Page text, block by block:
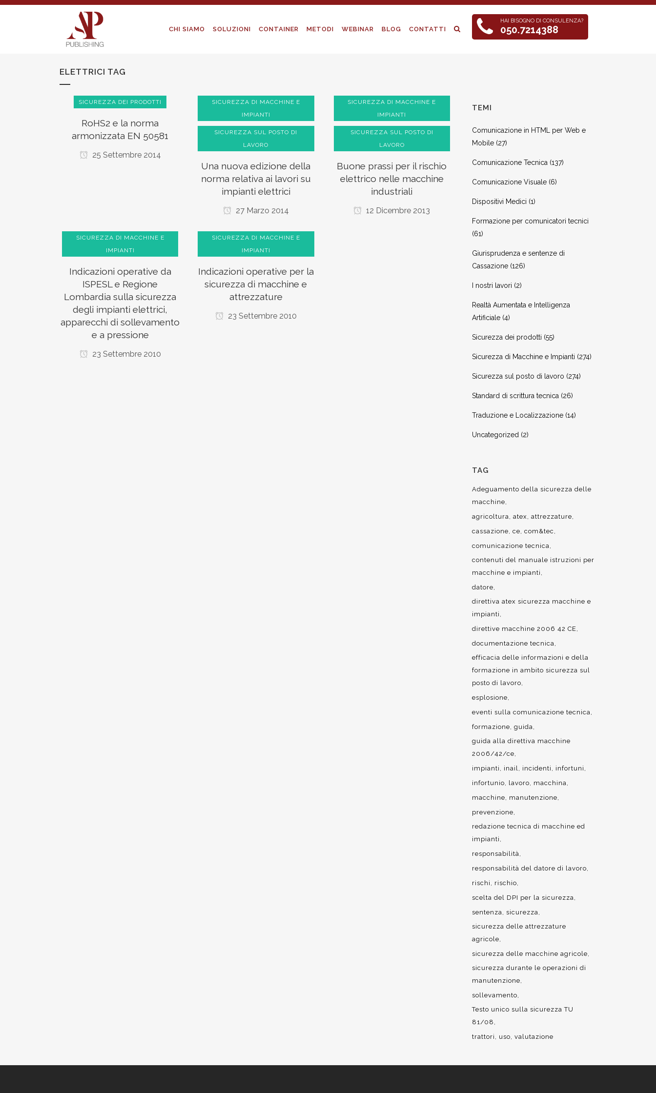
HAI BISOGNO DI CONSULENZA?
050.7214388
CHI SIAMO SOLUZIONI CONTAINER METODI WEBINAR BLOG CONTATTI
ELETTRICI TAG
SICUREZZA DEI PRODOTTI
RoHS2 e la norma
armonizzata EN 50581
25 Settembre 2014
SICUREZZA DI MACCHINE E
IMPIANTI
SICUREZZA SUL POSTO DI
LAVORO
Una nuova edizione della
norma relativa ai lavori su
impianti elettrici
27 Marzo 2014
SICUREZZA DI MACCHINE E
IMPIANTI
SICUREZZA SUL POSTO DI
LAVORO
Buone prassi per il rischio
elettrico nelle macchine
industriali
12 Dicembre 2013
SICUREZZA DI MACCHINE E
IMPIANTI
Indicazioni operative da
ISPESL e Regione
Lombardia sulla sicurezza
degli impianti elettrici,
apparecchi di sollevamento
e a pressione
23 Settembre 2010
SICUREZZA DI MACCHINE E
IMPIANTI
Indicazioni operative per la
sicurezza di macchine e
attrezzature
23 Settembre 2010
TEMI
Comunicazione in HTML per Web e
Mobile (27)
Comunicazione Tecnica (137)
Comunicazione Visuale (6)
Dispositivi Medici (1)
Formazione per comunicatori tecnici
(61)
Giurisprudenza e sentenze di
Cassazione (126)
I nostri lavori (2)
Realtà Aumentata e Intelligenza
Artificiale (4)
Sicurezza dei prodotti (55)
Sicurezza di Macchine e Impianti (274)
Sicurezza sul posto di lavoro (274)
Standard di scrittura tecnica (26)
Traduzione e Localizzazione (14)
Uncategorized (2)
TAG
Adeguamento della sicurezza delle
macchine
agricoltura atex
attrezzature
cassazione ce com&tec
comunicazione tecnica
contenuti del manuale istruzioni per
macchine e impianti
datore
direttiva atex sicurezza macchine e
impianti
direttive macchine 2006 42 CE
documentazione tecnica
efficacia delle informazioni e della
formazione in ambito sicurezza sul
posto di lavoro
esplosione
eventi sulla comunicazione tecnica
formazione guida
guida alla direttiva macchine
2006/42/ce
impianti
inail incidenti
infortuni
infortunio
lavoro
macchina
macchine
manutenzione
prevenzione
redazione tecnica di macchine ed
impianti
responsabilità
responsabilità del datore di lavoro
rischi
rischio
scelta del DPI per la sicurezza
sentenza sicurezza
sicurezza delle attrezzature
agricole
sicurezza delle macchine agricole
sicurezza durante le operazioni di
manutenzione
sollevamento
Testo unico sulla sicurezza TU
81/08
trattori
uso valutazione